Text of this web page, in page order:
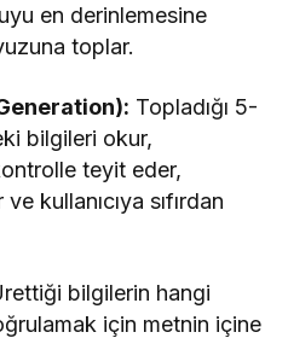
en derinlemesine
toplar.
Topladığı 5-
bilgileri okur,
teyit eder,
kullanıcıya sıfırdan
bilgilerin hangi
için metnin içine